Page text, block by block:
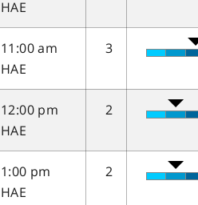
HAE
11:00 am
HAE
3
12:00 pm
HAE
2
1:00 pm
HAE
2